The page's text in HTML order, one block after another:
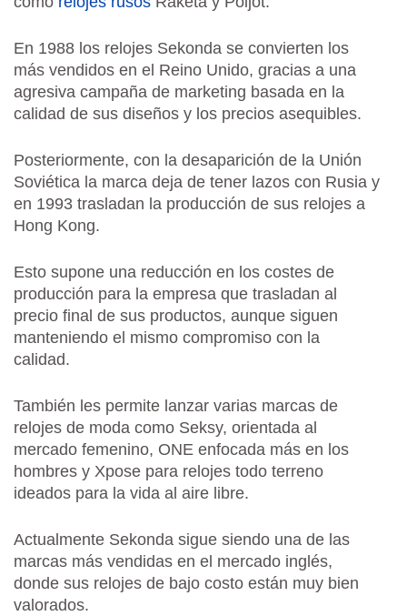
En 1988 los relojes Sekonda se convierten los
más vendidos en el Reino Unido, gracias a una
agresiva campaña de marketing basada en la
calidad de sus diseños y los precios asequibles.
Posteriormente, con la desaparición de la Unión
Soviética la marca deja de tener lazos con Rusia y
en 1993 trasladan la producción de sus relojes a
Hong Kong.
Esto supone una reducción en los costes de
producción para la empresa que trasladan al
precio final de sus productos, aunque siguen
manteniendo el mismo compromiso con la
calidad.
También les permite lanzar varias marcas de
relojes de moda como Seksy, orientada al
mercado femenino, ONE enfocada más en los
hombres y Xpose para relojes todo terreno
ideados para la vida al aire libre.
Actualmente Sekonda sigue siendo una de las
marcas más vendidas en el mercado inglés,
donde sus relojes de bajo costo están muy bien
valorados.